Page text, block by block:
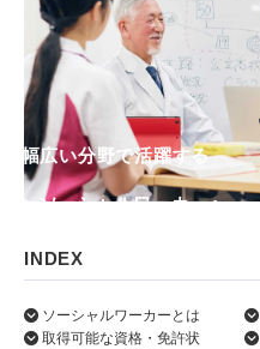
幅広い分野で活躍する
ソーシャルワーカーへ
INDEX
ソーシャルワーカーとは
取得可能な資格・免許状